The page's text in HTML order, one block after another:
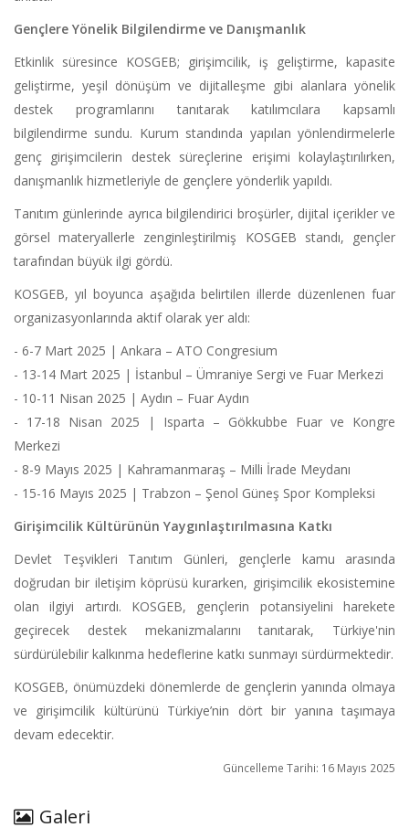
Gençlere Yönelik Bilgilendirme ve Danışmanlık
Etkinlik süresince KOSGEB; girişimcilik, iş geliştirme, kapasite
geliştirme, yeşil dönüşüm ve dijitalleşme gibi alanlara yönelik
destek programlarını tanıtarak katılımcılara kapsamlı
bilgilendirme sundu. Kurum standında yapılan yönlendirmelerle
genç girişimcilerin destek süreçlerine erişimi kolaylaştırılırken,
danışmanlık hizmetleriyle de gençlere yönderlik yapıldı.
Tanıtım günlerinde ayrıca bilgilendirici broşürler, dijital içerikler ve
görsel materyallerle zenginleştirilmiş KOSGEB standı, gençler
tarafından büyük ilgi gördü.
KOSGEB, yıl boyunca aşağıda belirtilen illerde düzenlenen fuar
organizasyonlarında aktif olarak yer aldı:
- 6-7 Mart 2025 | Ankara – ATO Congresium
- 13-14 Mart 2025 | İstanbul – Ümraniye Sergi ve Fuar Merkezi
- 10-11 Nisan 2025 | Aydın – Fuar Aydın
- 17-18 Nisan 2025 | Isparta – Gökkubbe Fuar ve Kongre
Merkezi
- 8-9 Mayıs 2025 | Kahramanmaraş – Milli İrade Meydanı
- 15-16 Mayıs 2025 | Trabzon – Şenol Güneş Spor Kompleksi
Girişimcilik Kültürünün Yaygınlaştırılmasına Katkı
Devlet Teşvikleri Tanıtım Günleri, gençlerle kamu arasında
doğrudan bir iletişim köprüsü kurarken, girişimcilik ekosistemine
olan ilgiyi artırdı. KOSGEB, gençlerin potansiyelini harekete
geçirecek destek mekanizmalarını tanıtarak, Türkiye'nin
sürdürülebilir kalkınma hedeflerine katkı sunmayı sürdürmektedir.
KOSGEB, önümüzdeki dönemlerde de gençlerin yanında olmaya
ve girişimcilik kültürünü Türkiye’nin dört bir yanına taşımaya
devam edecektir.
Güncelleme Tarihi: 16 Mayıs 2025
Galeri